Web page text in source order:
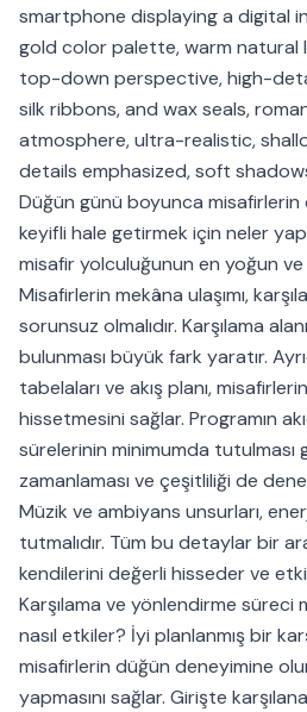
smartphone displaying a digital
gold color palette, warm natural
top-down perspective, high-
silk ribbons, and wax seals,
atmosphere, ultra-realistic,
details emphasized, soft
Düğün günü boyunca misafirlerin
keyifli hale getirmek için neler
misafir yolculuğunun en yoğun ve
Misafirlerin mekâna ulaşımı,
sorunsuz olmalıdır. Karşılama
bulunması büyük fark yaratır.
tabelaları ve akış planı,
hissetmesini sağlar. Programın
sürelerinin minimumda tutulması
zamanlaması ve çeşitliliği de
Müzik ve ambiyans unsurları,
tutmalıdır. Tüm bu detaylar bir
kendilerini değerli hisseder ve
Karşılama ve yönlendirme süreci
nasıl etkiler? İyi planlanmış bir
misafirlerin düğün deneyimine
yapmasını sağlar. Girişte